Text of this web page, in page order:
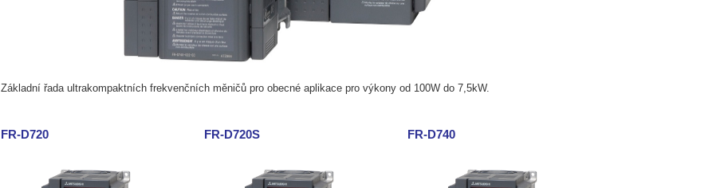
Základní řada ultrakompaktních frekvenčních měničů pro obecné aplikace pro výkony od 100W do 7,5kW.
FR-D720 FR-D720S FR-D740